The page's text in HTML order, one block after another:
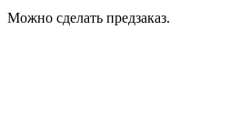
Можно сделать предзаказ.